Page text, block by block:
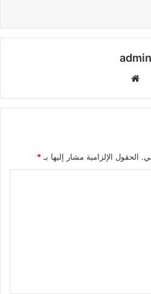
admin
الحقول الإلزامية مشار إليها بـ *